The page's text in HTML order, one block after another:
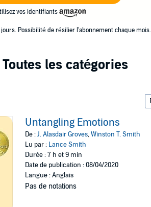
vos identifiants
Possibilité de résilier l'abonnement chaque mois.
les catégories
Untangling Emotions
De :J. Alasdair Groves,Winston T. Smith
Lu par : Lance Smith
Durée : 7 h et 9 min
Date de publication : 08/04/2020
Langue : Anglais
Pas de notations